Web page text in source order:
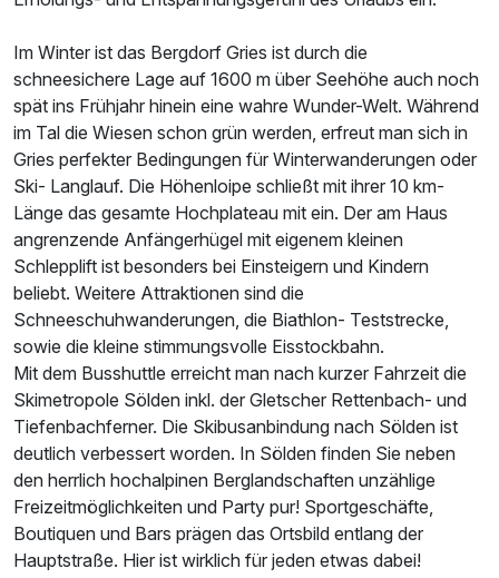
Im Winter ist das Bergdorf Gries ist durch die
schneesichere Lage auf 1600 m über Seehöhe auch noch
spät ins Frühjahr hinein eine wahre Wunder-Welt. Während
im Tal die Wiesen schon grün werden, erfreut man sich in
Gries perfekter Bedingungen für Winterwanderungen oder
Ski- Langlauf. Die Höhenloipe schließt mit ihrer 10 km-
Länge das gesamte Hochplateau mit ein. Der am Haus
angrenzende Anfängerhügel mit eigenem kleinen
Schlepplift ist besonders bei Einsteigern und Kindern
beliebt. Weitere Attraktionen sind die
Schneeschuhwanderungen, die Biathlon- Teststrecke,
sowie die kleine stimmungsvolle Eisstockbahn.
Mit dem Busshuttle erreicht man nach kurzer Fahrzeit die
Skimetropole Sölden inkl. der Gletscher Rettenbach- und
Tiefenbachferner. Die Skibusanbindung nach Sölden ist
deutlich verbessert worden. In Sölden finden Sie neben
den herrlich hochalpinen Berglandschaften unzählige
Freizeitmöglichkeiten und Party pur! Sportgeschäfte,
Boutiquen und Bars prägen das Ortsbild entlang der
Hauptstraße. Hier ist wirklich für jeden etwas dabei!